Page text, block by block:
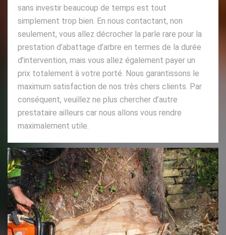
sans investir beaucoup de temps est tout
simplement trop bien. En nous contactant, non
seulement, vous allez décrocher la parle rare pour la
prestation d’abattage d’arbre en termes de la durée
d’intervention, mais vous allez également payer un
prix totalement à votre porté. Nous garantissons le
maximum satisfaction de nos très chers clients. Par
conséquent, veuillez ne plus chercher d’autre
prestataire ailleurs car nous allons vous rendre
maximalement utile.